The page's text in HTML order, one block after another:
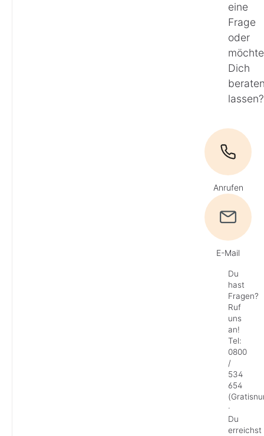
eine
Frage
oder
Dich
lassen?
Anrufen
E-Mail
Du
hast
Fragen?
Ruf
uns
an!
Tel:
0800
/
534
654
·
Du
erreichst